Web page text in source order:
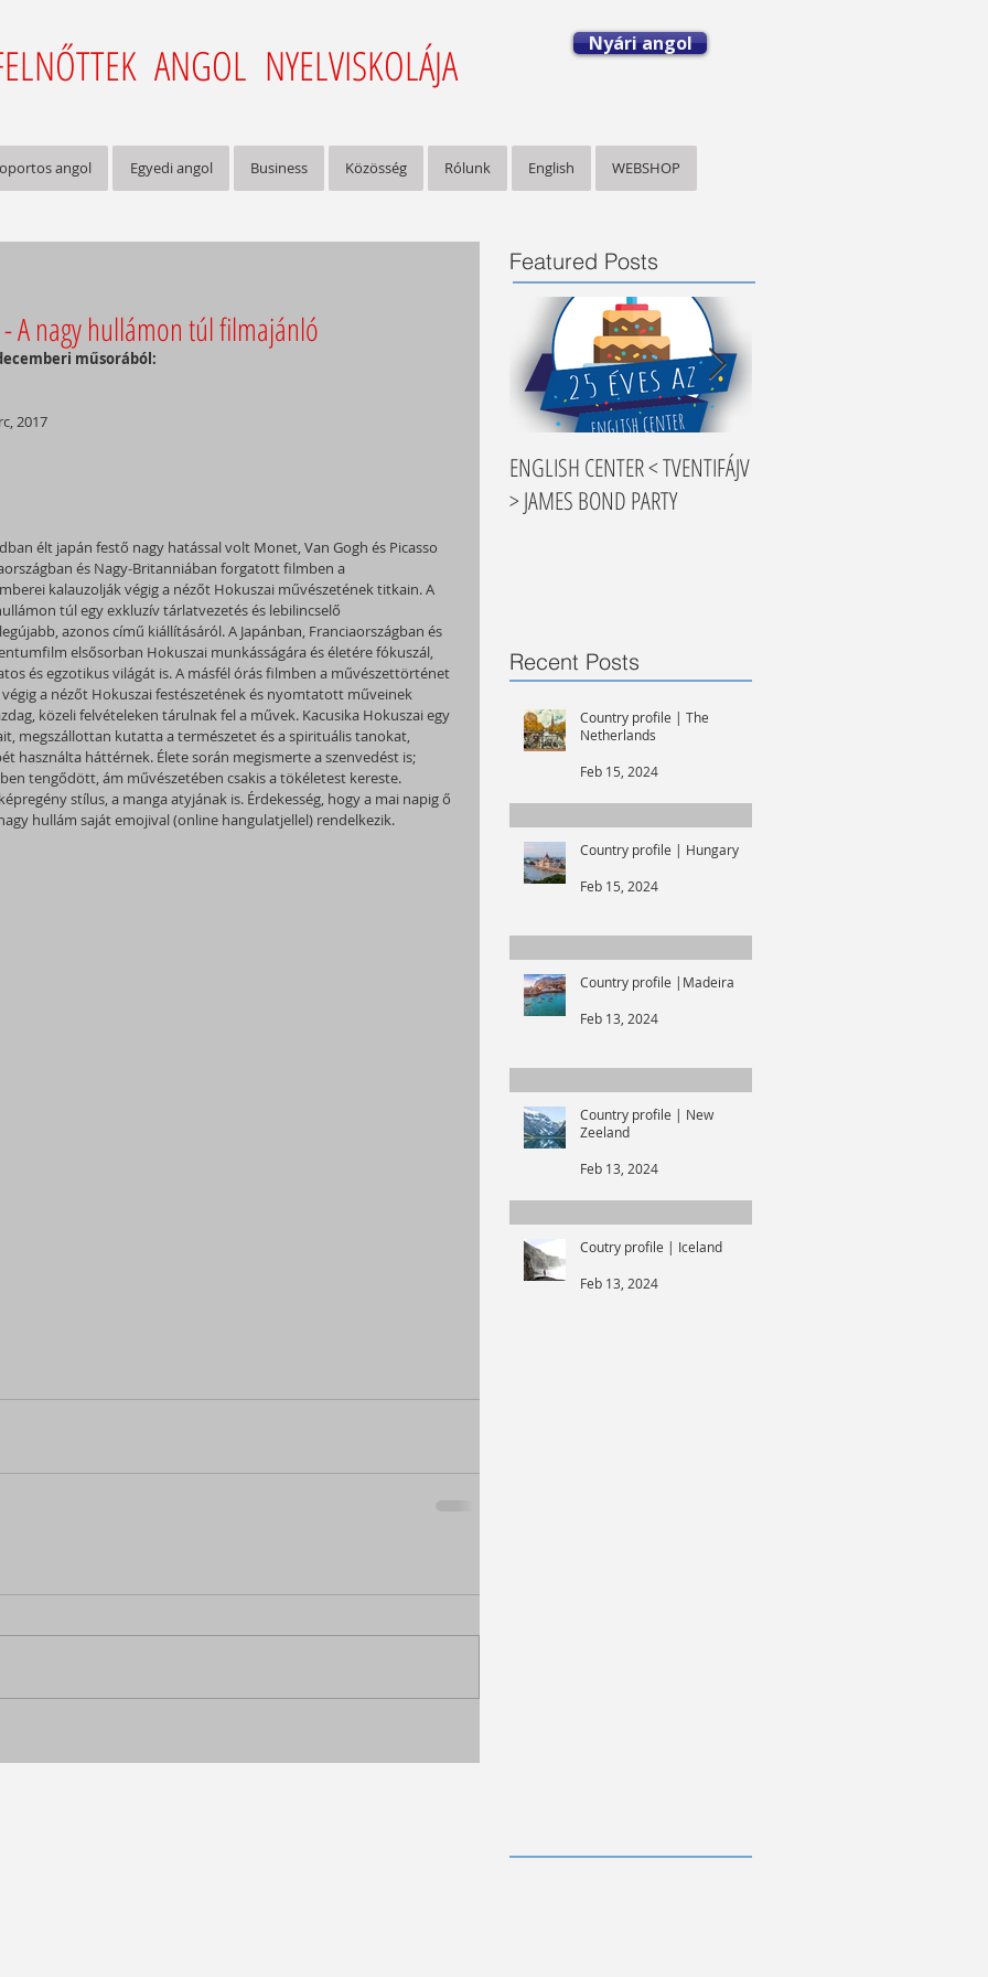
ANGOL NYELVISKOLÁJA Nyári angol
angol Egyedi angol Business Közösség Rólunk English WEBSHOP
A nagy hullámon túl filmajánló
műsorából:
2017
élt japán festő nagy hatással volt Monet, Van Gogh és Picasso
és Nagy-Britanniában forgatott filmben a
kalauzolják végig a nézőt Hokuszai művészetének titkain. A
túl egy exkluzív tárlatvezetés és lebilincselő
azonos című kiállításáról. A Japánban, Franciaországban és
elsősorban Hokuszai munkásságára és életére fókuszál,
és egzotikus világát is. A másfél órás filmben a művészettörténet
a nézőt Hokuszai festészetének és nyomtatott műveinek
közeli felvételeken tárulnak fel a művek. Kacusika Hokuszai egy
megszállottan kutatta a természetet és a spirituális tanokat,
használta háttérnek. Élete során megismerte a szenvedést is;
tengődött, ám művészetében csakis a tökéletest kereste.
stílus, a manga atyjának is. Érdekesség, hogy a mai napig ő
hullám saját emojival (online hangulatjellel) rendelkezik.
Featured Posts
ENGLISH CENTER < TVENTIFÁJV
> JAMES BOND PARTY
Recent Posts
Country profile | The
Netherlands
Feb 15, 2024
Country profile | Hungary
Feb 15, 2024
Country profile |Madeira
Feb 13, 2024
Country profile | New
Zeeland
Feb 13, 2024
Coutry profile | Iceland
Feb 13, 2024